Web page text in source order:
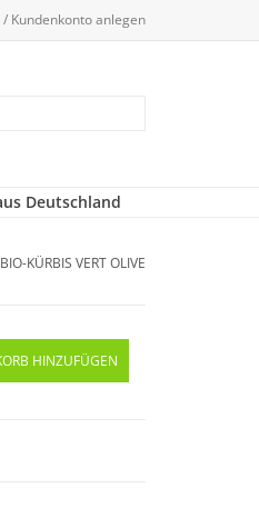
Kundenkonto anlegen
Deutschland
BIO-KÜRBIS VERT OLIVE
HINZUFÜGEN